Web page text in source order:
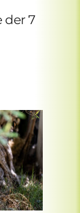
der 7